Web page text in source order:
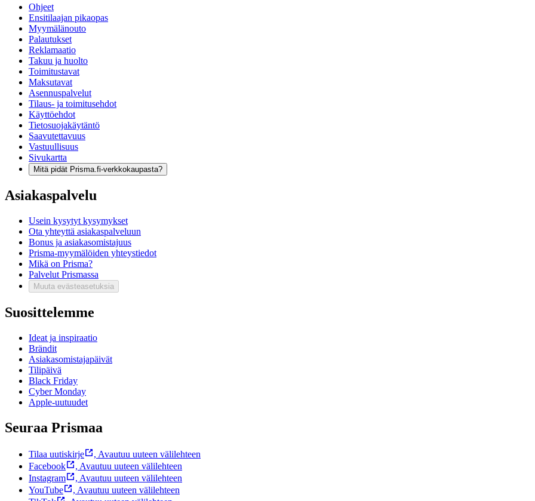
Ohjeet
Ensitilaajan pikaopas
Myymälänouto
Palautukset
Reklamaatio
Takuu ja huolto
Toimitustavat
Maksutavat
Asennuspalvelut
Tilaus- ja toimitusehdot
Käyttöehdot
Tietosuojakäytäntö
Saavutettavuus
Vastuullisuus
Sivukartta
Mitä pidät Prisma.fi-verkkokaupasta?
Asiakaspalvelu
Usein kysytyt kysymykset
Ota yhteyttä asiakaspalveluun
Bonus ja asiakasomistajuus
Prisma-myymälöiden yhteystiedot
Mikä on Prisma?
Palvelut Prismassa
Muuta evästeasetuksia
Suosittelemme
Ideat ja inspiraatio
Brändit
Asiakasomistajapäivät
Tilipäivä
Black Friday
Cyber Monday
Apple-uutuudet
Seuraa Prismaa
Tilaa uutiskirje , Avautuu uuteen välilehteen
Facebook
, Avautuu uuteen välilehteen
Instagram
, Avautuu uuteen välilehteen
YouTube
, Avautuu uuteen välilehteen